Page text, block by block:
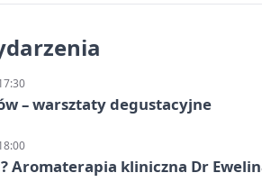
– warsztaty degustacyjne
Aromaterapia kliniczna Dr